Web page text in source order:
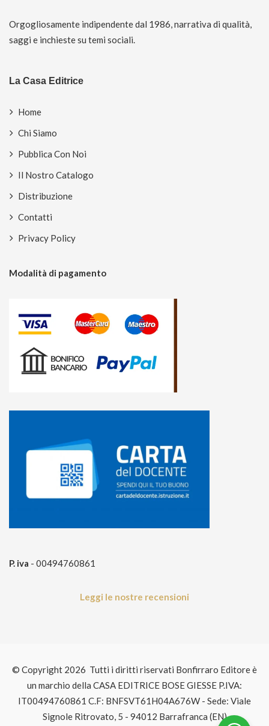
Orgogliosamente indipendente dal 1986, narrativa di qualità,
saggi e inchieste su temi sociali.
La Casa Editrice
Home
Chi Siamo
Pubblica Con Noi
Il Nostro Catalogo
Distribuzione
Contatti
Privacy Policy
Modalità di pagamento
P. iva - 00494760861
Leggi le nostre recensioni
© Copyright 2026 Tutti i diritti riservati Bonfirraro Editore è
un marchio della CASA EDITRICE BOSE GIESSE P.IVA:
IT00494760861 C.F: BNFSVT61H04A676W - Sede: Viale
Signole Ritrovato, 5 - 94012 Barrafranca (EN)